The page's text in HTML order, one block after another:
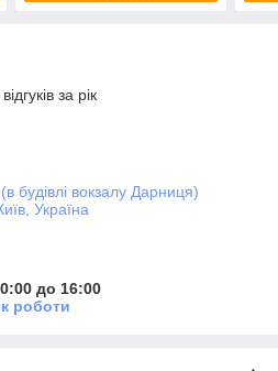
за рік
будівлі вокзалу Дарниця)
Україна
до 16:00
роботи